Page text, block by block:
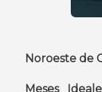
Noroeste de
Meses